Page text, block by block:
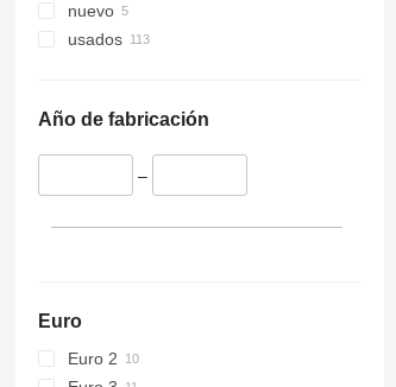
nuevo
usados
Año de fabricación
–
Euro
Euro 2